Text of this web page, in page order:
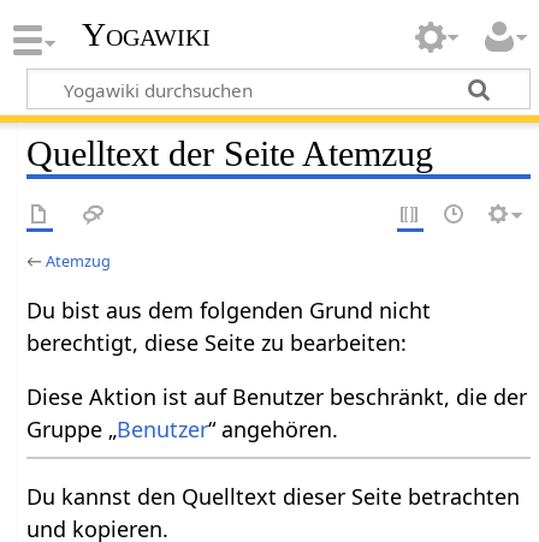
Yogawiki
Quelltext der Seite Atemzug
←Atemzug
Du bist aus dem folgenden Grund nicht
berechtigt, diese Seite zu bearbeiten:
Diese Aktion ist auf Benutzer beschränkt, die der
Gruppe „Benutzer“ angehören.
Du kannst den Quelltext dieser Seite betrachten
und kopieren.